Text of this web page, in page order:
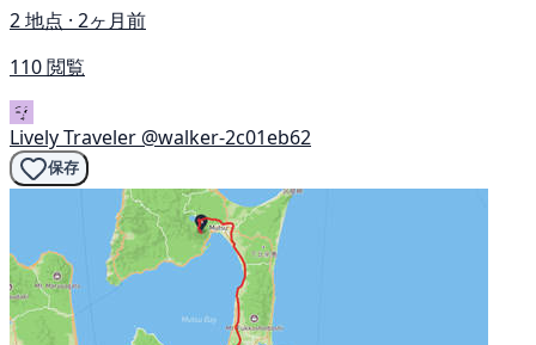
2 地点 · 2ヶ月前
110 閲覧
Lively Traveler @walker-2c01eb62
保存